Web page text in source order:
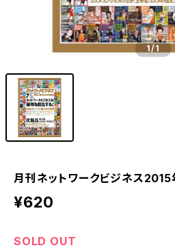
1/1
月刊ネットワークビジネス
¥620
SOLD OUT